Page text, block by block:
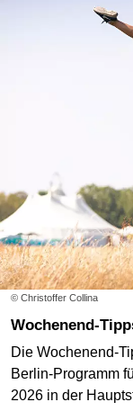
© Christoffer Collina
Wochenend-
Die Wochenend-
Berlin-Programm
2026 in der